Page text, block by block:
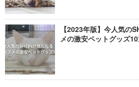
【2023年版】今人気の
メの激安ペットグッズ